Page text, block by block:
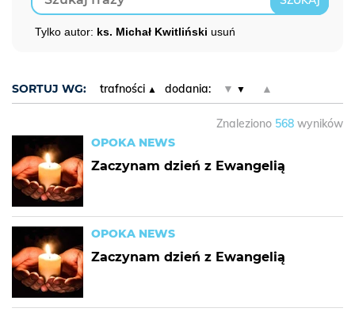
Tylko autor: ks. Michał Kwitliński usuń
SORTUJ WG: trafności dodania: ▼ ▲
Znaleziono 568 wyników
OPOKA NEWS
Zaczynam dzień z Ewangelią
OPOKA NEWS
Zaczynam dzień z Ewangelią